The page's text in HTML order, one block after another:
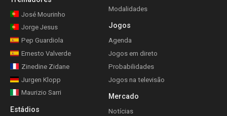
José Mourinho
Jorge Jesus
Pep Guardiola
Ernesto Valverde
Zinedine Zidane
Jurgen Klopp
Maurizio Sarri
Estádios
Modalidades
Jogos
Agenda
Jogos em direto
Probabilidades
Jogos na televisão
Mercado
Notícias